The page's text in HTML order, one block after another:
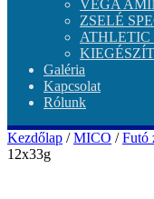
VEGA
ZSELÉ
ATHLETIC
Galéria
Kapcsolat
Rólunk
Kezdőlap /MICO /Futó
12x33g